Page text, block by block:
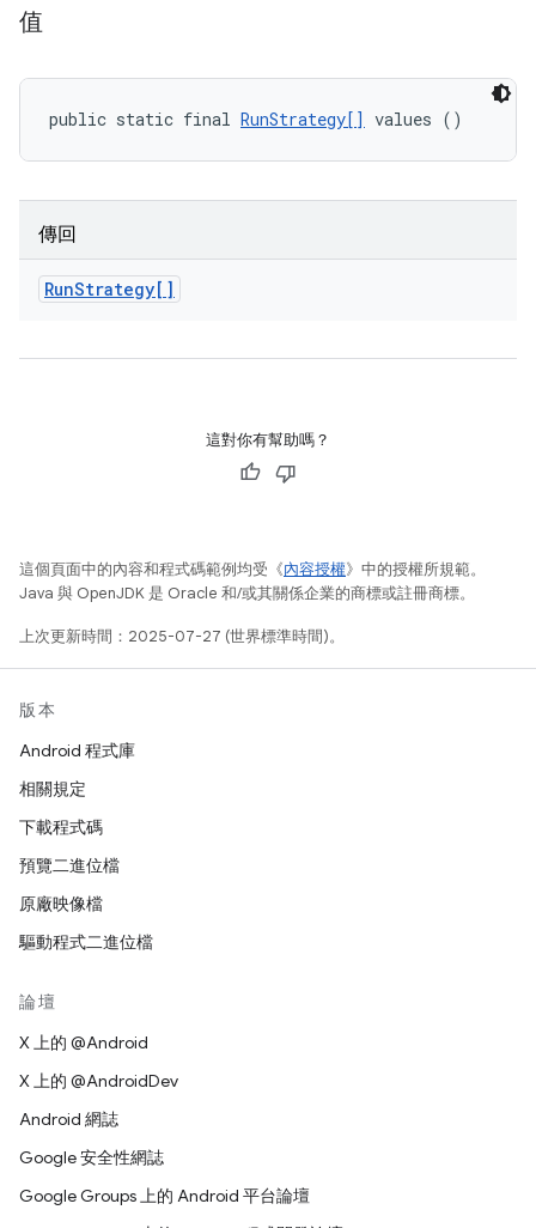
值
public static final RunStrategy[] values ()
傳回
RunStrategy[]
這對你有幫助嗎？
這個頁面中的內容和程式碼範例均受《內容授權》中的授權所規範。
Java 與 OpenJDK 是 Oracle 和/或其關係企業的商標或註冊商標。
上次更新時間：2025-07-27 (世界標準時間)。
版本
Android 程式庫
相關規定
下載程式碼
預覽二進位檔
原廠映像檔
驅動程式二進位檔
論壇
X 上的 @Android
X 上的 @AndroidDev
Android 網誌
Google 安全性網誌
Google Groups 上的 Android 平台論壇